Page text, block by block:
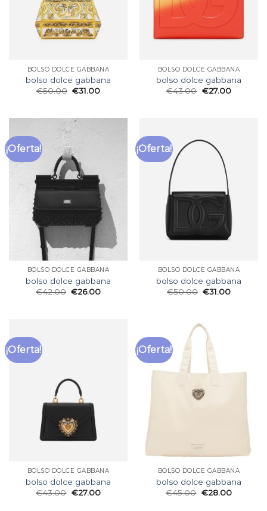
BOLSO DOLCE GABBANA
bolso dolce gabbana
€50.00 €31.00
BOLSO DOLCE GABBANA
bolso dolce gabbana
€43.00 €27.00
¡Oferta!
BOLSO DOLCE GABBANA
bolso dolce gabbana
€42.00 €26.00
¡Oferta!
BOLSO DOLCE GABBANA
bolso dolce gabbana
€50.00 €31.00
¡Oferta!
BOLSO DOLCE GABBANA
bolso dolce gabbana
€43.00 €27.00
¡Oferta!
BOLSO DOLCE GABBANA
bolso dolce gabbana
€45.00 €28.00